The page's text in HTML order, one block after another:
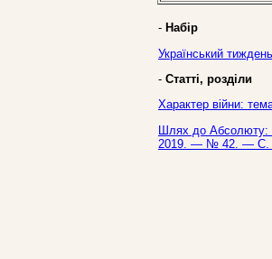
- Набір
Український тиждень.
- Статті, розділи
Характер війни:
Шлях до Абсолюту:
2019. — № 42. — С.